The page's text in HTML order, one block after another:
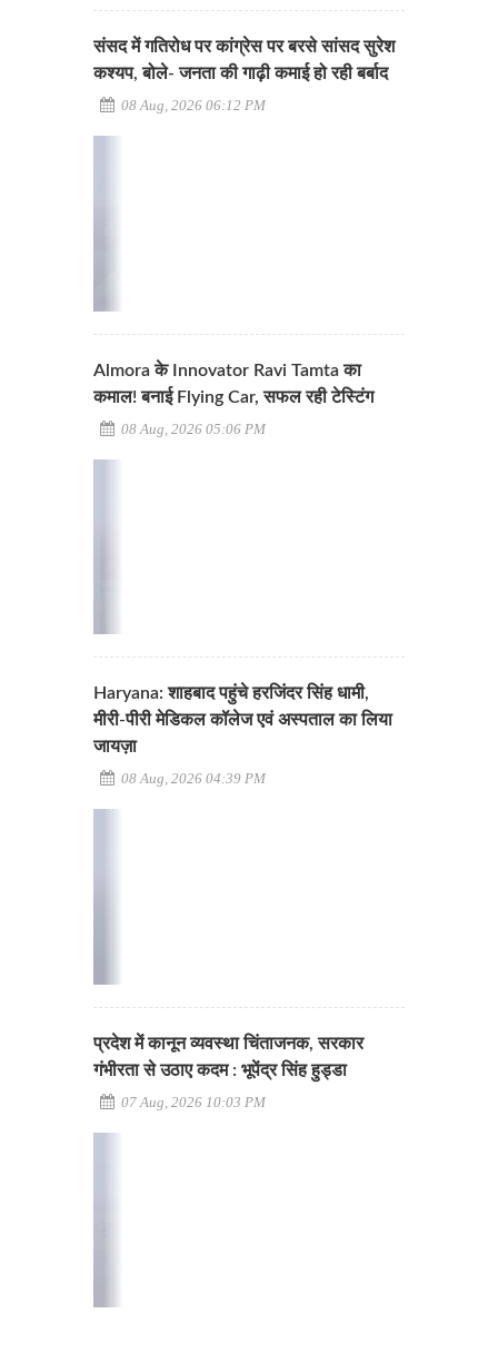
संसद में गतिरोध पर कांग्रेस पर बरसे सांसद सुरेश
कश्यप, बोले- जनता की गाढ़ी कमाई हो रही बर्बाद
08 Aug, 2026 06:12 PM
Almora के Innovator Ravi Tamta का
कमाल! बनाई Flying Car, सफल रही टेस्टिंग
08 Aug, 2026 05:06 PM
Haryana: शाहबाद पहुंचे हरजिंदर सिंह धामी,
मीरी-पीरी मेडिकल कॉलेज एवं अस्पताल का लिया
जायज़ा
08 Aug, 2026 04:39 PM
प्रदेश में कानून व्यवस्था चिंताजनक, सरकार
गंभीरता से उठाए कदम : भूपेंद्र सिंह हुड्डा
07 Aug, 2026 10:03 PM